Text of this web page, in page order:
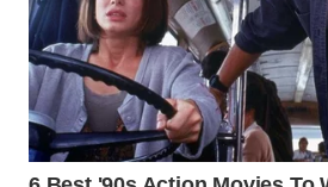
WAHANA
NEWS
WAHANA
TANI